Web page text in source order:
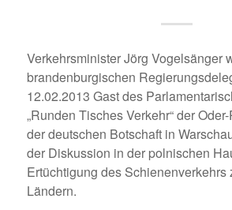
Verkehrsminister Jörg Vogelsänger
brandenburgischen
12.02.2013 Gast des
„Runden Tisches Verkehr“ der
der deutschen Botschaft in
der Diskussion in der polnischen
Ertüchtigung des
Ländern.